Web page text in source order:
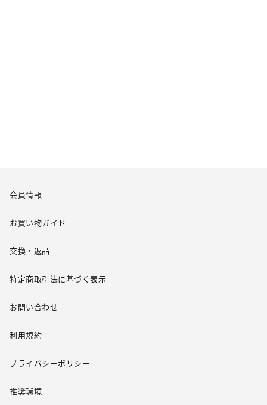
会員情報
お買い物ガイド
交換・返品
特定商取引法に基づく表示
お問い合わせ
利用規約
プライバシーポリシー
推奨環境